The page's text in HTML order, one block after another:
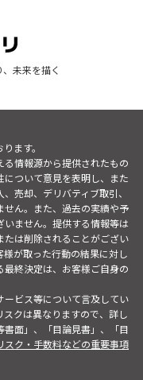
未来を描く
ます。
情報源から提供されたもの
ついて意見を表明し、また
売却、デリバティブ取引、
せん。また、過去の実績や予
ません。提供する情報等は
は削除されることがござい
が取った行動の結果に対し
終決定は、お客様ご自身の
ビス等について言及してい
クは異なりますので、詳し
面」、「目論見書」、「目
スク・手数料などの重要事項